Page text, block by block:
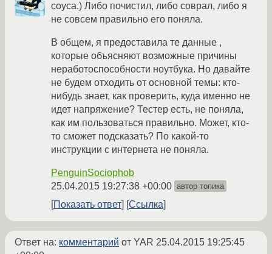
соуса.) Либо почистил, либо соврал, либо я
не совсем правильно его поняла.
В общем, я предоставила те данные ,
которые объясняют возможные причины
неработоспособности ноутбука. Но давайте
не будем отходить от основной темы: кто-
нибудь знает, как проверить, куда именно не
идет напряжение? Тестер есть, не поняла,
как им пользоваться правильно. Может, кто-
то сможет подсказать? По какой-то
инструкции с интернета не поняла.
PenguinSociophob
25.04.2015 19:27:38 +00:00 автор топика
Показать ответ Ссылка
Ответ на: комментарий от YAR 25.04.2015 19:25:45